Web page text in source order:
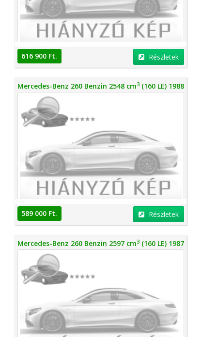
616 900 Ft. Részletek
Mercedes-Benz 260 Benzin 2548 cm3 (160 LE) 1988
589 000 Ft. Részletek
Mercedes-Benz 260 Benzin 2597 cm3 (160 LE) 1987